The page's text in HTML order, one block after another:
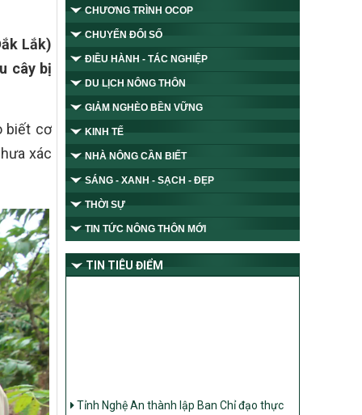
Lắk)
cây bị
biết cơ
xác
CHƯƠNG TRÌNH OCOP
CHUYỂN ĐỔI SỐ
ĐIỀU HÀNH - TÁC NGHIỆP
DU LỊCH NÔNG THÔN
GIẢM NGHÈO BỀN VỮNG
KINH TẾ
NHÀ NÔNG CẦN BIẾT
SÁNG - XANH - SẠCH - ĐẸP
THỜI SỰ
TIN TỨC NÔNG THÔN MỚI
TIN TIÊU ĐIỂM
hiện các Chương trình mục tiêu quốc gia